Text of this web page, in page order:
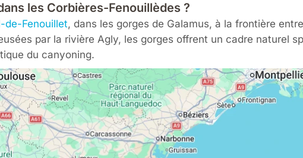
les Corbières-Fenouillèdes ?
de-Fenouillet, dans les gorges de Galamus, à la frontière
par la rivière Agly, les gorges offrent un cadre naturel
du canyoning.